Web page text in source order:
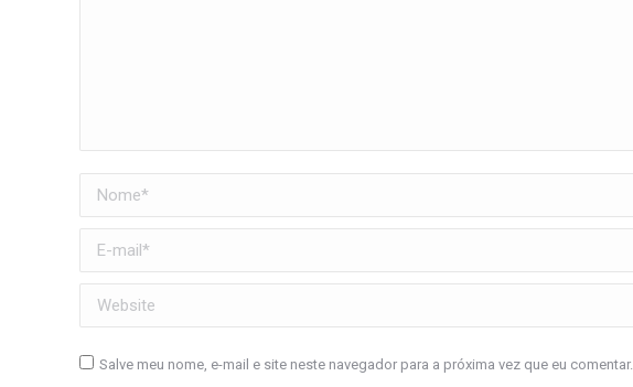
Nome *
E-mail *
Website
Salve meu nome, e-mail e site neste navegador para a próxima vez que eu comentar.